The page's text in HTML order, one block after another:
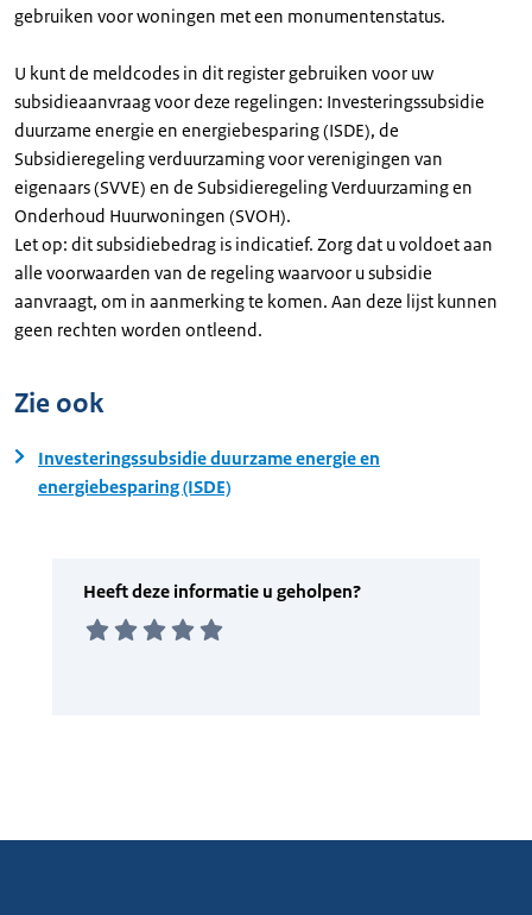
gebruiken voor woningen met een monumentenstatus.
U kunt de meldcodes in dit register gebruiken voor uw
subsidieaanvraag voor deze regelingen: Investeringssubsidie
duurzame energie en energiebesparing (ISDE), de
Subsidieregeling verduurzaming voor verenigingen van
eigenaars (SVVE) en de Subsidieregeling Verduurzaming en
Onderhoud Huurwoningen (SVOH).
Let op: dit subsidiebedrag is indicatief. Zorg dat u voldoet aan
alle voorwaarden van de regeling waarvoor u subsidie
aanvraagt, om in aanmerking te komen. Aan deze lijst kunnen
geen rechten worden ontleend.
Zie ook
Investeringssubsidie duurzame energie en
energiebesparing (ISDE)